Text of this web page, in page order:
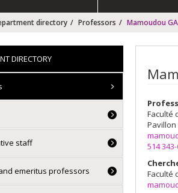
directory Professors Mamoudou
Faculté
514
Faculté
DIRECTORY
staff
emeritus professors